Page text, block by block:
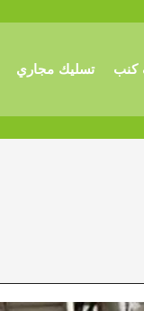
كنب تسليك مجاري